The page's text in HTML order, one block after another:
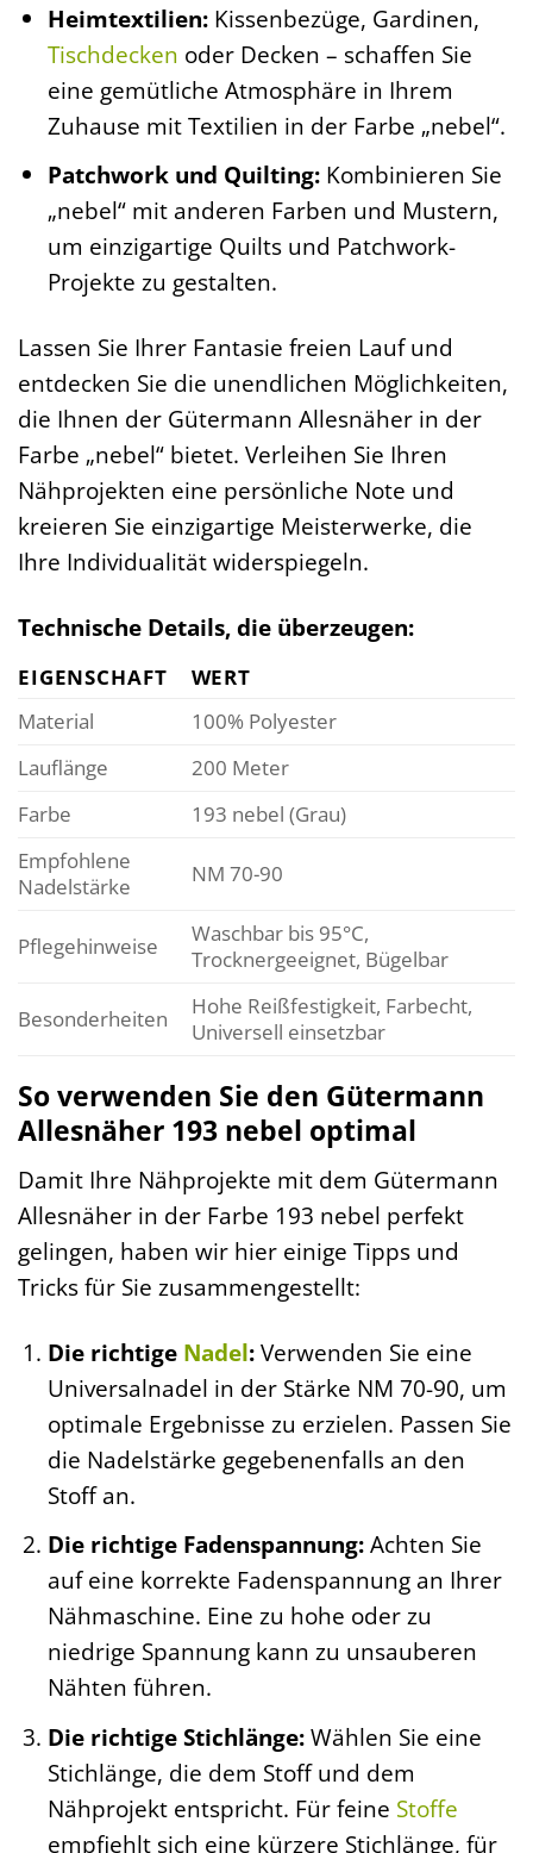
Heimtextilien:Kissenbezüge, Gardinen,
Tischdecken oder Decken – schaffen Sie
eine gemütliche Atmosphäre in Ihrem
Zuhause mit Textilien in der Farbe „nebel“.
Patchwork und Quilting:Kombinieren Sie
„nebel“ mit anderen Farben und Mustern,
um einzigartige Quilts und Patchwork-
Projekte zu gestalten.
Lassen Sie Ihrer Fantasie freien Lauf und
entdecken Sie die unendlichen Möglichkeiten,
die Ihnen der Gütermann Allesnäher in der
Farbe „nebel“ bietet. Verleihen Sie Ihren
Nähprojekten eine persönliche Note und
kreieren Sie einzigartige Meisterwerke, die
Ihre Individualität widerspiegeln.
Technische Details, die überzeugen:
EIGENSCHAFT
WERT
Material
100% Polyester
Lauflänge
200 Meter
Farbe
193 nebel (Grau)
Empfohlene
Nadelstärke
NM 70-90
Pflegehinweise
Waschbar bis 95°C,
Trocknergeeignet, Bügelbar
Besonderheiten
Hohe Reißfestigkeit, Farbecht,
Universell einsetzbar
So verwenden Sie den Gütermann
Allesnäher 193 nebel optimal
Damit Ihre Nähprojekte mit dem Gütermann
Allesnäher in der Farbe 193 nebel perfekt
gelingen, haben wir hier einige Tipps und
Tricks für Sie zusammengestellt:
Die richtige Nadel:Verwenden Sie eine
Universalnadel in der Stärke NM 70-90, um
optimale Ergebnisse zu erzielen. Passen Sie
die Nadelstärke gegebenenfalls an den
Stoff an.
Die richtige Fadenspannung:Achten Sie
auf eine korrekte Fadenspannung an Ihrer
Nähmaschine. Eine zu hohe oder zu
niedrige Spannung kann zu unsauberen
Nähten führen.
Die richtige Stichlänge:Wählen Sie eine
Stichlänge, die dem Stoff und dem
Nähprojekt entspricht. Für feine Stoffe
empfiehlt sich eine kürzere Stichlänge, für